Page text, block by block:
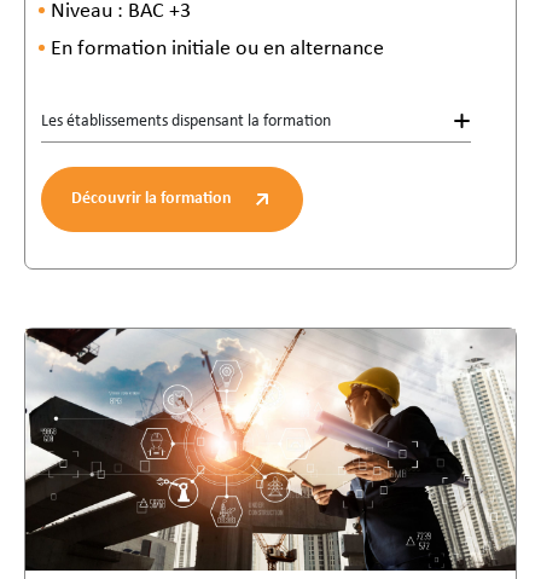
Niveau : BAC +3
En formation initiale ou en alternance
Les établissements dispensant la formation
Découvrir la formation